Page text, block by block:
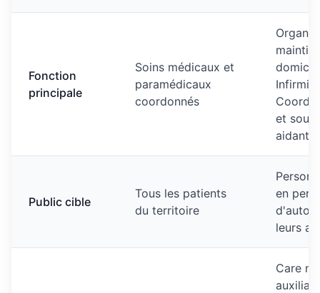
Fonction
principale
Soins médicaux et
paramédicaux
coordonnés
et
aidants
Public cible
Tous les patients
du territoire
en
leurs
Care